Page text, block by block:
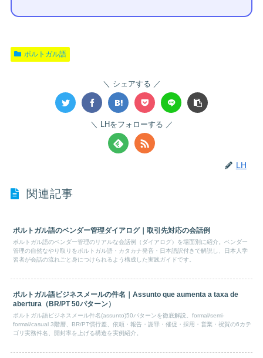
ポルトガル語
シェアする
LHをフォローする
LH
関連記事
ポルトガル語のベンダー管理ダイアログ｜取引先対応の会話例
ポルトガル語のベンダー管理のリアルな会話例（ダイアログ）を場面別に紹介。ベンダー
管理の自然なやり取りをポルトガル語・カタカナ発音・日本語訳付きで解説し、日本人学
習者が会話の流れごと身につけられるよう構成した実践ガイドです。
ポルトガル語ビジネスメールの件名｜Assunto que aumenta a taxa de
abertura（BR/PT 50パターン）
ポルトガル語ビジネスメール件名(assunto)50パターンを徹底解説。formal/semi-
formal/casual 3階層、BR/PT慣行差、依頼・報告・謝罪・催促・採用・営業・祝賀の6カテ
ゴリ実務件名、開封率を上げる構造を実例紹介。